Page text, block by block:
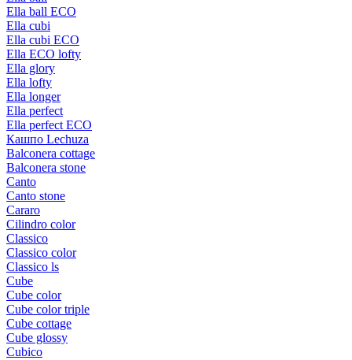
Ella ball ECO
Ella cubi
Ella cubi ECO
Ella ECO lofty
Ella glory
Ella lofty
Ella longer
Ella perfect
Ella perfect ECO
Кашпо Lechuza
Balconera cottage
Balconera stone
Canto
Canto stone
Cararo
Cilindro color
Classico
Classico color
Classico ls
Cube
Cube color
Cube color triple
Cube cottage
Cube glossy
Cubico